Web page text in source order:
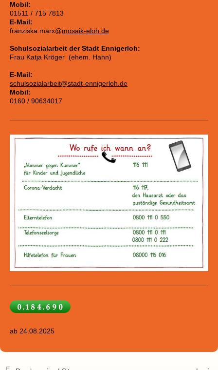
Mobil:
01511 / 715 7813
E-Mail:
franziska.marx@mosaik-eloh.de
Schulsozialarbeit der Stadt Ennigerloh:
Frau Katja Kröger (ehem. Hahn)
E-Mail:
schulsozialarbeit@stadt-ennigerloh.de
Mobil:
0160 / 90634017
ab 24.08.2025